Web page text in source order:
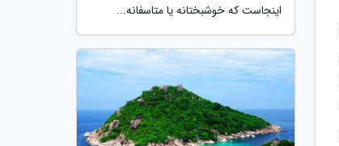
اینجاست که خوشبختانه یا متاسفانه...